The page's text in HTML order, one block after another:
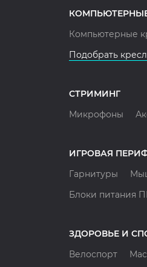
Компьютерные
Подобрать
СТРИМИНГ
Микрофоны
ИГРОВАЯ
Гарнитуры
Блоки питания
ЗДОРОВЬЕ И
Велоспорт